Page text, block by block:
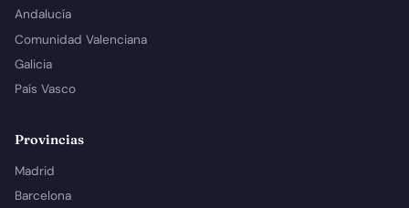
Andalucía
Comunidad Valenciana
Galicia
País Vasco
Provincias
Madrid
Barcelona